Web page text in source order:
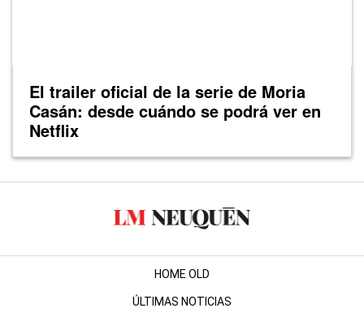
El trailer oficial de la serie de Moria
Casán: desde cuándo se podrá ver en
Netflix
HOME OLD
ÚLTIMAS NOTICIAS